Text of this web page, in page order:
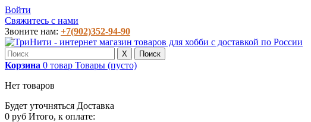
Войти
Свяжитесь с нами
Звоните нам: +7(902)352-94-90
X Поиск
Корзина 0 товар Товары (пусто)
Нет товаров
Будет уточняться Доставка
0 руб Итого, к оплате: